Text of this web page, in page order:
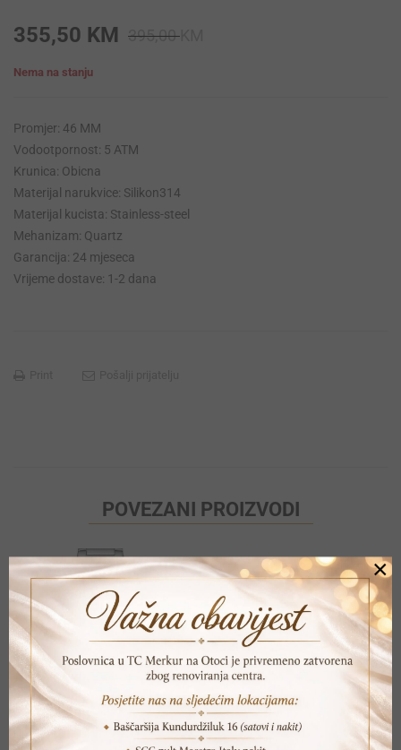
395,00
355,50 KM
Nema na stanju
Promjer: 46 MM
Vodootpornost: 5 ATM
Krunica: Obicna
Materijal narukvice: Silikon314
Materijal kucista: Stainless-steel
Mehanizam: Quartz
Garancija: 24 mjeseca
Vrijeme dostave: 1-2 dana
POVEZANI PROIZVODI
×